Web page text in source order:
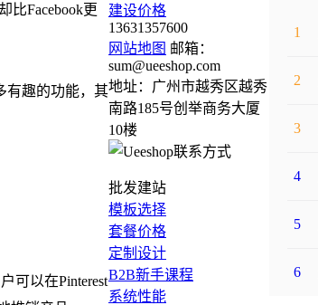
比Facebook更
有趣的功能，其
可以在Pinterest
1
2
3
4
5
6
建设价格
13631357600
网站地图 邮箱：
sum@ueeshop.com
地址：广州市越秀区越秀
南路185号创举商务大厦
10楼
批发建站
模板选择
套餐价格
定制设计
B2B新手课程
系统性能